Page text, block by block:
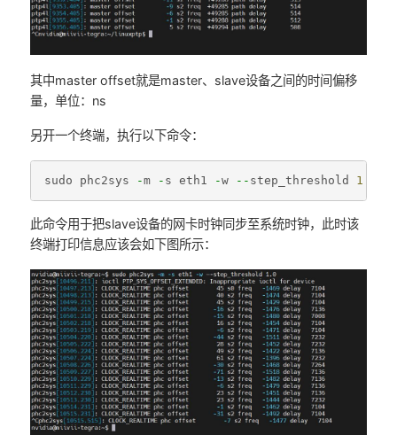
其中master offset就是master、slave设备之间的时间偏移
量，单位：ns
另开一个终端，执行以下命令：
sudo phc2sys -m - s eth1 -w -- step_threshold 1.0
此命令用于把slave设备的网卡时钟同步至系统时钟，此时该
终端打印信息应该会如下图所示：